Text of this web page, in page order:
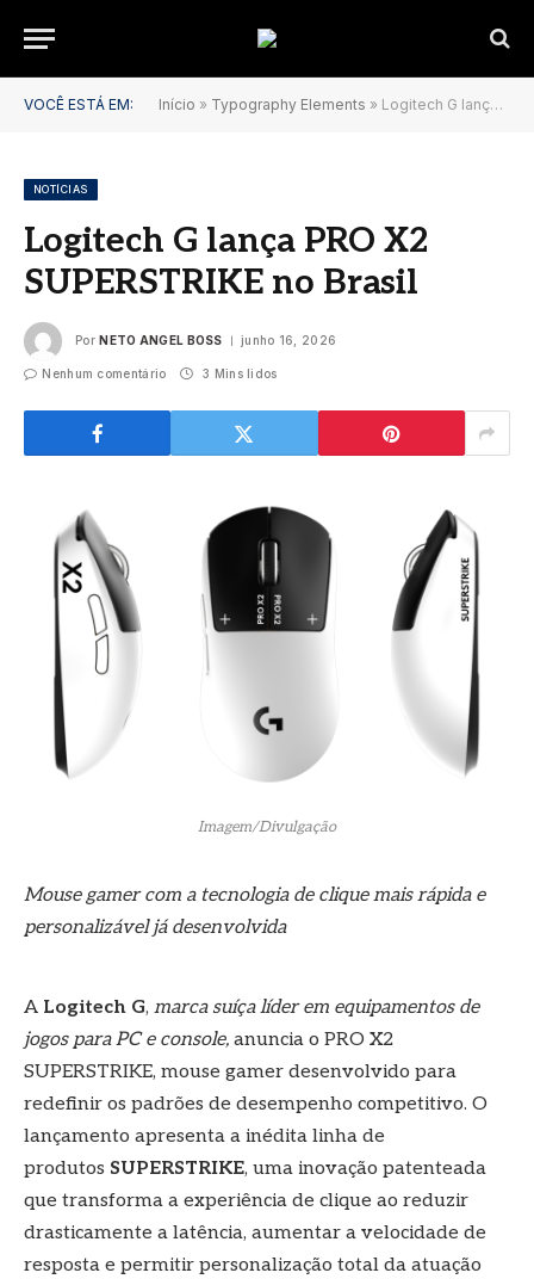
VOCÊ ESTÁ EM: Início » Typography Elements » Logitech G lança PRO X2 SUPERSTRIKE no Brasil
NOTÍCIAS
Logitech G lança PRO X2
SUPERSTRIKE no Brasil
Por NETO ANGEL BOSS junho 16, 2026
Nenhum comentário 3 Mins lidos
Imagem/Divulgação
Mouse gamer com a tecnologia de clique mais rápida e
personalizável já desenvolvida
A Logitech G, marca suíça líder em equipamentos de
jogos para PC e console, anuncia o PRO X2
SUPERSTRIKE, mouse gamer desenvolvido para
redefinir os padrões de desempenho competitivo. O
lançamento apresenta a inédita linha de
produtos SUPERSTRIKE, uma inovação patenteada
que transforma a experiência de clique ao reduzir
drasticamente a latência, aumentar a velocidade de
resposta e permitir personalização total da atuação